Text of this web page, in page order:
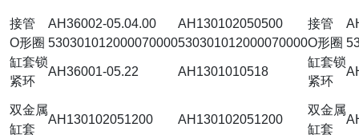
接管 AH36002-05.04.00 AH130102050500 接管
O形圈 530301012000070000530301012000070000O形圈
缸套锁
紧环
AH36001-05.22 AH1301010518
缸套锁
紧环
双金属
缸套
AH130102051200 AH130102051200
双金属
缸套